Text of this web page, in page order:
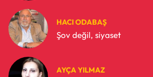
HACI ODABAŞ
Şov değil, siyaset
AYÇA YILMAZ